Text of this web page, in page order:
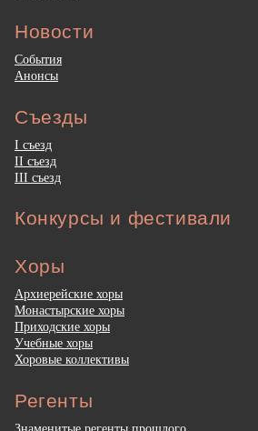
Новости
События
Анонсы
Съезды
I съезд
II съезд
III съезд
Конкурсы и фестивали
Хоры
Архиерейские хоры
Монастырские хоры
Приходские хоры
Учебные хоры
Хоровые коллективы
Регенты
Знаменитые регенты прошлого